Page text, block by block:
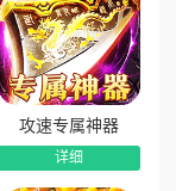
攻速专属神器
详细